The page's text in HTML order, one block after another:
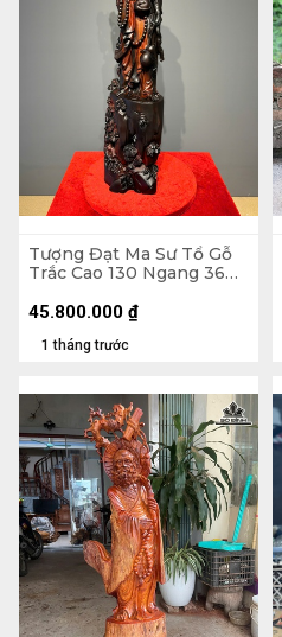
Tượng Đạt Ma Sư Tổ Gỗ
Trắc Cao 130 Ngang 36
1 tháng trước
45.800.000 ₫